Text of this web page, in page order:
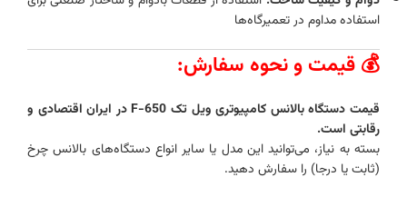
استفاده مداوم در تعمیرگاه‌ها
💰 قیمت و نحوه سفارش:
قیمت دستگاه بالانس کامپیوتری ویل‌ تک F-650 در ایران اقتصادی و
رقابتی است.
بسته به نیاز، می‌توانید این مدل یا سایر انواع دستگاه‌های بالانس چرخ
(ثابت یا درجا) را سفارش دهید.